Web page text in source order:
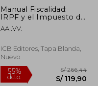
Manual Fiscalidad:
IRPF y el Impuesto de
Sociedades
AA .VV.
ICB Editores, Tapa Blanda,
Nuevo